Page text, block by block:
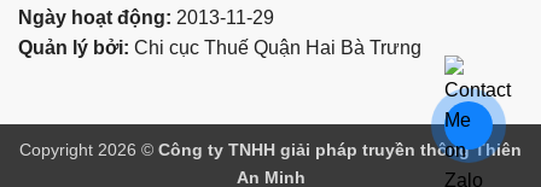
Ngày hoạt động: 2013-11-29
Quản lý bởi: Chi cục Thuế Quận Hai Bà Trưng
Copyright 2026 © Công ty TNHH giải pháp truyền thông Thiên
An Minh